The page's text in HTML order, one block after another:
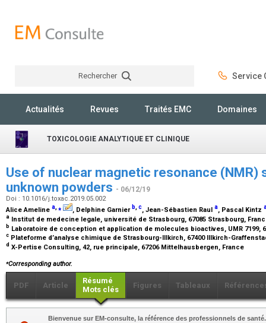
Rechercher Service
Actualités Revues Traités EMC Domaines
TOXICOLOGIE ANALYTIQUE ET CLINIQUE
Use of nuclear magnetic resonance
unknown powders - 06/12/19
Doi : 10.1016/j.toxac.2019.05.002
Alice Ameline a,⁎ , Delphine Garnier b,c, Jean-Sébastien Raul a, Pascal Kintz
a Institut de medecine legale, université de Strasbourg, 67085 Strasbourg,
b Laboratoire de conception et application de molecules bioactives, UMR 7199,
c Plateforme d’analyse chimique de Strasbourg-Illkirch, 67400 Illkirch-
d X-Pertise Consulting, 42, rue principale, 67206 Mittelhausbergen, France
⁎Corresponding author.
PDF Article
Résumé
Mots clés
Figures Tableaux
Bienvenue sur EM-consulte, la référence des professionnels de santé.